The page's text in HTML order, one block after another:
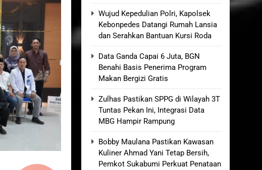
Empat Korban Kebakaran KMP Mutiara
Sekolah, Disorot karena Dinilai
“Belum Ada Keputusan Resmi”
Royong Menggerakkan Ekonomi Desa
Wujud Kepedulian Polri, Kapolsek
Kebonpedes Datangi Rumah Lansia
dan Serahkan Bantuan Kursi Roda
Data Ganda Capai 6 Juta, BGN
Benahi Basis Penerima Program
Makan Bergizi Gratis
Zulhas Pastikan SPPG di Wilayah 3T
Tuntas Pekan Ini, Integrasi Data
MBG Hampir Rampung
Bobby Maulana Pastikan Kawasan
Kuliner Ahmad Yani Tetap Bersih,
Pemkot Sukabumi Perkuat Penataan